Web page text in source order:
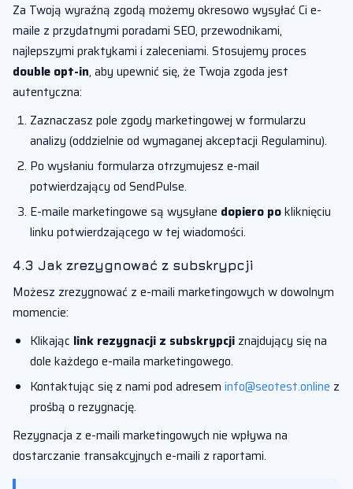
Za Twoją wyraźną zgodą możemy okresowo wysyłać Ci e-
maile z przydatnymi poradami SEO, przewodnikami,
najlepszymi praktykami i zaleceniami. Stosujemy proces
double opt-in, aby upewnić się, że Twoja zgoda jest
autentyczna:
Zaznaczasz pole zgody marketingowej w formularzu
analizy (oddzielnie od wymaganej akceptacji Regulaminu).
Po wysłaniu formularza otrzymujesz e-mail
potwierdzający od SendPulse.
E-maile marketingowe są wysyłane dopiero pokliknięciu
linku potwierdzającego w tej wiadomości.
4.3 Jak zrezygnować z subskrypcji
Możesz zrezygnować z e-maili marketingowych w dowolnym
momencie:
Klikając link rezygnacji z subskrypcji znajdujący się na
dole każdego e-maila marketingowego.
Kontaktując się z nami pod adresem info@seotest.online z
prośbą o rezygnację.
Rezygnacja z e-maili marketingowych nie wpływa na
dostarczanie transakcyjnych e-maili z raportami.